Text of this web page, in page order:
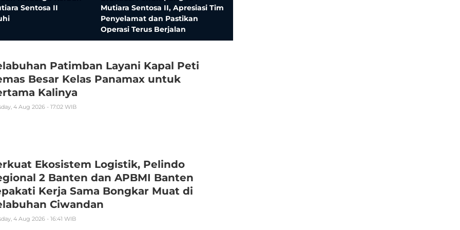
Sentosa II
Mutiara Sentosa II, Apresiasi Tim
Penyelamat dan Pastikan
Operasi Terus Berjalan
Patimban Layani Kapal Peti
Besar Kelas Panamax untuk
Kalinya
4 Aug 2026 - 17:02 WIB
Ekosistem Logistik, Pelindo
2 Banten dan APBMI Banten
Kerja Sama Bongkar Muat di
Ciwandan
4 Aug 2026 - 16:41 WIB